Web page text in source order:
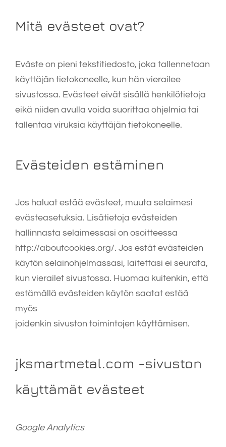
Mitä evästeet ovat?
Eväste on pieni tekstitiedosto, joka tallennetaan
käyttäjän tietokoneelle, kun hän vierailee
sivustossa. Evästeet eivät sisällä henkilötietoja
eikä niiden avulla voida suorittaa ohjelmia tai
tallentaa viruksia käyttäjän tietokoneelle.
Evästeiden estäminen
Jos haluat estää evästeet, muuta selaimesi
evästeasetuksia. Lisätietoja evästeiden
hallinnasta selaimessasi on osoitteessa
http://aboutcookies.org/. Jos estät evästeiden
käytön selainohjelmassasi, laitettasi ei seurata,
kun vierailet sivustossa. Huomaa kuitenkin, että
estämällä evästeiden käytön saatat estää
myös
joidenkin sivuston toimintojen käyttämisen.
jksmartmetal.com -sivuston
käyttämät evästeet
Google Analytics